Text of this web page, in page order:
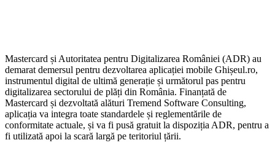
Mastercard și Autoritatea pentru Digitalizarea României (ADR) au
demarat demersul pentru dezvoltarea aplicației mobile Ghișeul.ro,
instrumentul digital de ultimă generație și următorul pas pentru
digitalizarea sectorului de plăți din România. Finanțată de
Mastercard și dezvoltată alături Tremend Software Consulting,
aplicația va integra toate standardele și reglementările de
conformitate actuale, și va fi pusă gratuit la dispoziția ADR, pentru a
fi utilizată apoi la scară largă pe teritoriul țării.